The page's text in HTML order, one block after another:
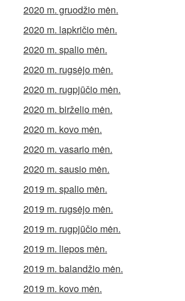
2020 m. gruodžio mėn.
2020 m. lapkričio mėn.
2020 m. spalio mėn.
2020 m. rugsėjo mėn.
2020 m. rugpjūčio mėn.
2020 m. birželio mėn.
2020 m. kovo mėn.
2020 m. vasario mėn.
2020 m. sausio mėn.
2019 m. spalio mėn.
2019 m. rugsėjo mėn.
2019 m. rugpjūčio mėn.
2019 m. liepos mėn.
2019 m. balandžio mėn.
2019 m. kovo mėn.